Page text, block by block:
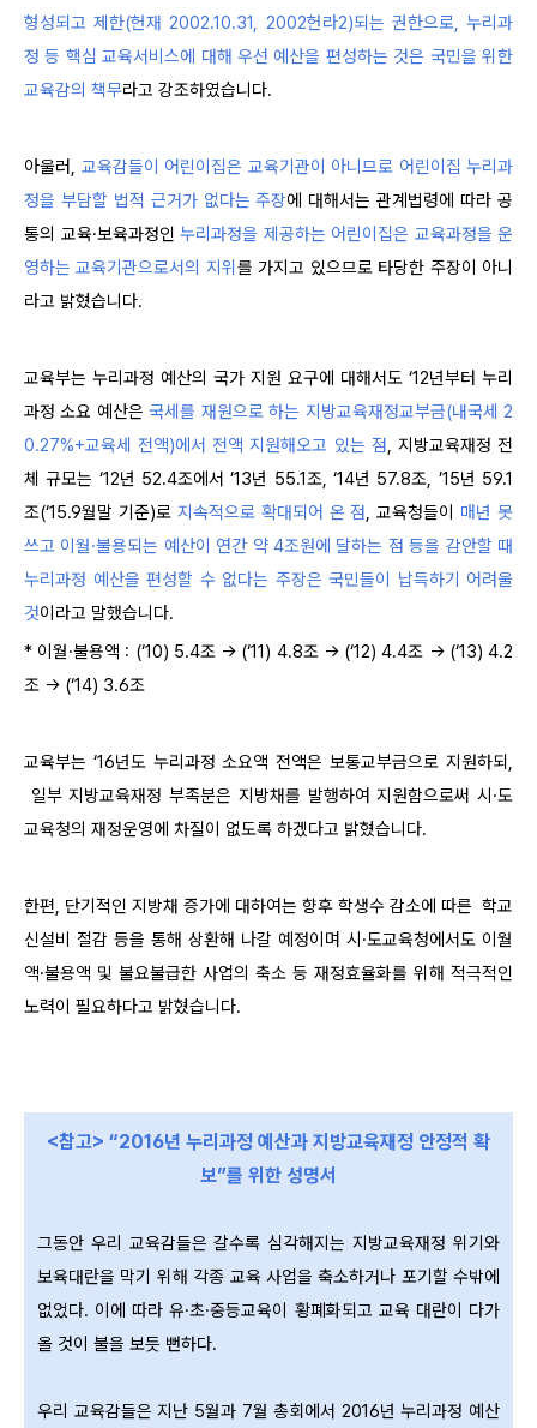
형성되고 제한(헌재 2002.10.31, 2002헌라2)되는 권한으로, 누리과
정 등 핵심 교육서비스에 대해 우선 예산을 편성하는 것은 국민을 위한
교육감의 책무라고 강조하였습니다.
아울러, 교육감들이 어린이집은 교육기관이 아니므로 어린이집 누리과
정을 부담할 법적 근거가 없다는 주장에 대해서는 관계법령에 따라 공
통의 교육·보육과정인 누리과정을 제공하는 어린이집은 교육과정을 운
영하는 교육기관으로서의 지위를 가지고 있으므로 타당한 주장이 아니
라고 밝혔습니다.
교육부는 누리과정 예산의 국가 지원 요구에 대해서도 ‘12년부터 누리
과정 소요 예산은국세를 재원으로 하는 지방교육재정교부금(내국세 2
0.27%+교육세 전액)에서 전액 지원해오고 있는 점, 지방교육재정 전
체 규모는 ‘12년 52.4조에서 ’13년 55.1조, ‘14년 57.8조, ’15년 59.1
조(‘15.9월말 기준)로 지속적으로 확대되어 온 점, 교육청들이 매년 못
쓰고 이월·불용되는 예산이 연간 약 4조원에 달하는 점 등을 감안할 때
누리과정 예산을 편성할 수 없다는 주장은 국민들이 납득하기 어려울
것이라고 말했습니다.
* 이월·불용액 : (‘10) 5.4조 → (‘11) 4.8조 → (‘12) 4.4조 → (‘13) 4.2
조 → (‘14) 3.6조
교육부는 ‘16년도 누리과정 소요액 전액은 보통교부금으로 지원하되,
일부 지방교육재정 부족분은 지방채를 발행하여 지원함으로써 시·도
교육청의 재정운영에 차질이 없도록 하겠다고 밝혔습니다.
한편, 단기적인 지방채 증가에 대하여는 향후 학생수 감소에 따른 학교
신설비 절감 등을 통해 상환해 나갈 예정이며 시·도교육청에서도 이월
액·불용액 및 불요불급한 사업의 축소 등 재정효율화를 위해 적극적인
노력이 필요하다고 밝혔습니다.
<참고> “2016년 누리과정 예산과 지방교육재정 안정적 확
보”를 위한 성명서
그동안 우리 교육감들은 갈수록 심각해지는 지방교육재정 위기와
보육대란을 막기 위해 각종 교육 사업을 축소하거나 포기할 수밖에
없었다. 이에 따라 유·초·중등교육이 황폐화되고 교육 대란이 다가
올 것이 불을 보듯 뻔하다.
우리 교육감들은 지난 5월과 7월 총회에서 2016년 누리과정 예산